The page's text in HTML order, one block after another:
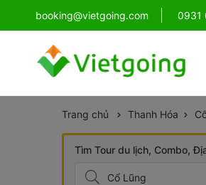
booking@vietgoing.com 0931
Combo Phú
Trang chủ Thanh Hóa
Tìm Tour du lịch, Combo,